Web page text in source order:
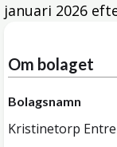
januari 2026
Om bolaget
Bolagsnamn
Kristinetorp